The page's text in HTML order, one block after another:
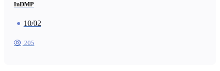
InDMP
10/02
205